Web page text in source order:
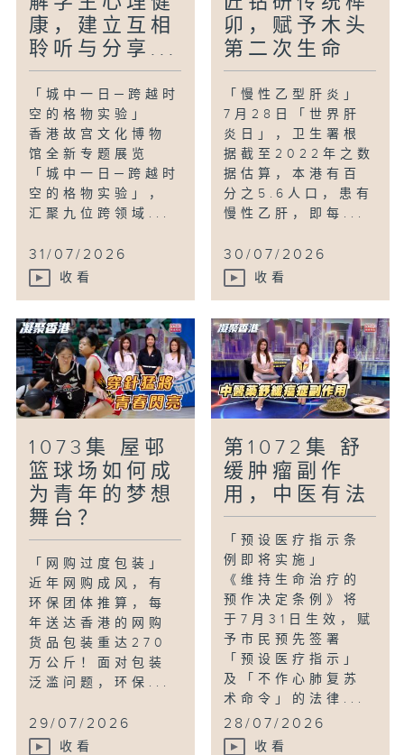
康，建立互相
聆听与分享...
「城中一日─跨越时
空的格物实验」
香港故宫文化博物
馆全新专题展览
「城中一日─跨越时
空的格物实验」，
汇聚九位跨领域...
31/07/2026
收看
卯，赋予木头
第二次生命
「慢性乙型肝炎」
7月28日「世界肝
炎日」，卫生署根
据截至2022年之数
据估算，本港有百
分之5.6人口，患有
慢性乙肝，即每...
30/07/2026
收看
1073集 屋邨
篮球场如何成
为青年的梦想
舞台？
「网购过度包装」
近年网购成风，有
环保团体推算，每
年送达香港的网购
货品包装重达270
万公斤！面对包装
泛滥问题，环保...
29/07/2026
收看
第1072集 舒
缓肿瘤副作
用，中医有法
「预设医疗指示条
例即将实施」
《维持生命治疗的
预作决定条例》将
于7月31日生效，赋
予市民预先签署
「预设医疗指示」
及「不作心肺复苏
术命令」的法律...
28/07/2026
收看